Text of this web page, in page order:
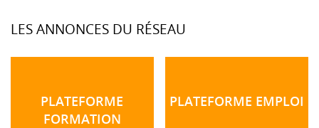
LES ANNONCES DU RÉSEAU
PLATEFORME
FORMATION
PLATEFORME EMPLOI